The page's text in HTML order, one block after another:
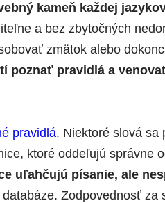
kameň každej
a bez zbytočných
zmätok alebo
poznať pravidlá a
pravidlá. Niektoré slová sa
ktoré oddeľujú správne
uľahčujú písanie, ale
Zodpovednosť za